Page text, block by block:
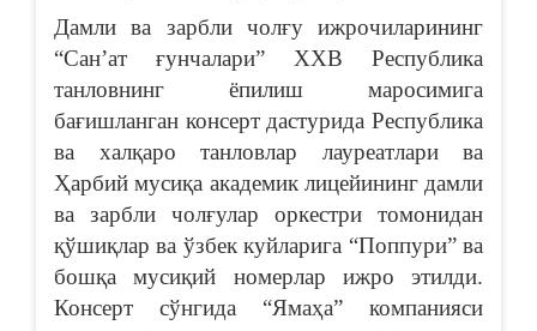
Дамли ва зарбли чолғу ижрочиларининг
“Санʼат ғунчалари” ХХВ Республика
танловнинг ёпилиш маросимига
бағишланган консерт дастурида Республика
ва халқаро танловлар лауреатлари ва
Ҳарбий мусиқа академик лицейининг дамли
ва зарбли чолғулар оркестри томонидан
қўшиқлар ва ўзбек куйларига “Поппури” ва
бошқа мусиқий номерлар ижро этилди.
Консерт сўнгида “Ямаҳа” компанияси